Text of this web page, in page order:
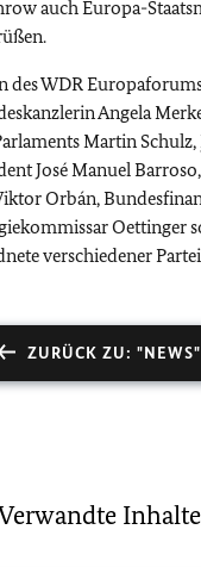
auch Europa-
des WDR
Angela
Martin Schulz,
José Manuel
Orbán,
Oettinger
verschiedener
ZURÜCK ZU: "NEWS"
Inhalte